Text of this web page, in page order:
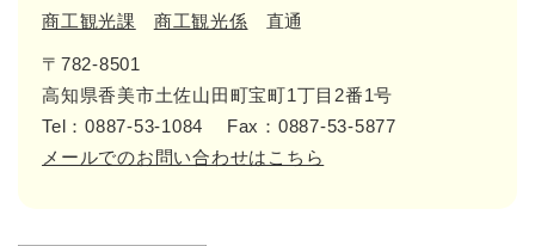
商工観光課 商工観光係 直通
〒782-8501
高知県香美市土佐山田町宝町1丁目2番1号
Tel：0887-53-1084
Fax：0887-53-5877
メールでのお問い合わせはこちら